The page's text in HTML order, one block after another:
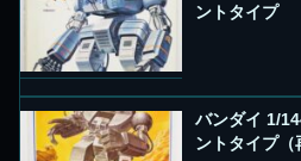
ントタイプ
バンダイ 1/
ントタイプ（